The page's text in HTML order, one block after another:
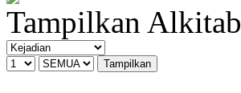
Tampilkan Alkitab